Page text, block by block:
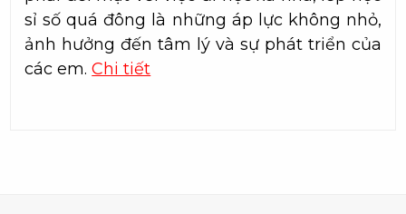
sỉ số quá đông là những áp lực không nhỏ,
ảnh hưởng đến tâm lý và sự phát triển của
các em.Chi tiết